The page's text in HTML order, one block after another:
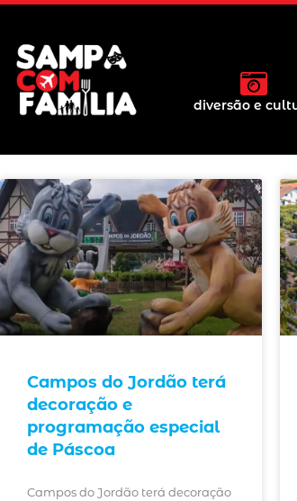
diversão e
Campos do Jordão terá
decoração e
programação especial
de Páscoa
Campos do Jordão terá decoração